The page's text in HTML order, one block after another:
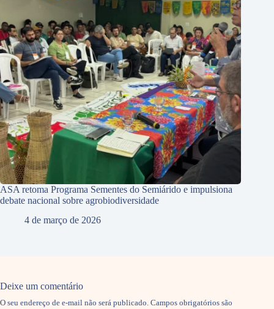
ASA retoma Programa Sementes do Semiárido e impulsiona
debate nacional sobre agrobiodiversidade
4 de março de 2026
Deixe um comentário
O seu endereço de e-mail não será publicado. Campos obrigatórios são